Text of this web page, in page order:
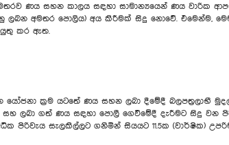
ණය සහන කාලය සඳහා සාමාන්‍යයෙන් ණය වාරික
අමතර පොලිය) අය කිරීමක් සිදු නොවේ. එමෙන්ම,
කර ඇත.
ක්‍රම යටතේ ණය සහන ලබා දීමේදී බලපත්‍රලාභී
ලබා ගත් ණය සඳහා පොලී ගෙවීමේදී දැරීමට සිදු වන
සැලකිල්ලට ගනිමින් සියයට 11.5ක (වාර්ෂික)